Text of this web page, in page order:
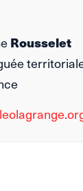
Rousselet